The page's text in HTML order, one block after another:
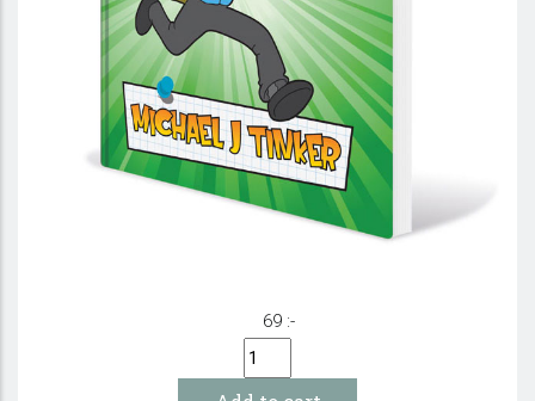
Kommisarie Smart & Fallet med den tomma
graven: 4-7 år
69 :-